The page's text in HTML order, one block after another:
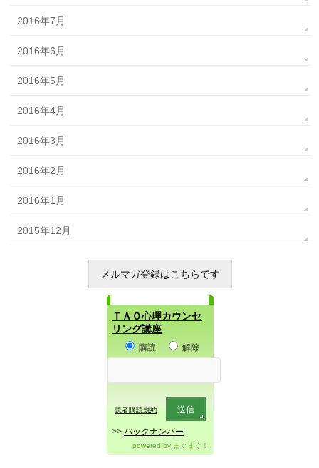
2016年7月
2016年6月
2016年5月
2016年4月
2016年3月
2016年2月
2016年1月
2015年12月
メルマガ登録はこちらです
ＴＡＯ心理カウンセ
リング講座
購読 解除
読者購読規約
>> バックナンバー
powered by まぐまぐ！